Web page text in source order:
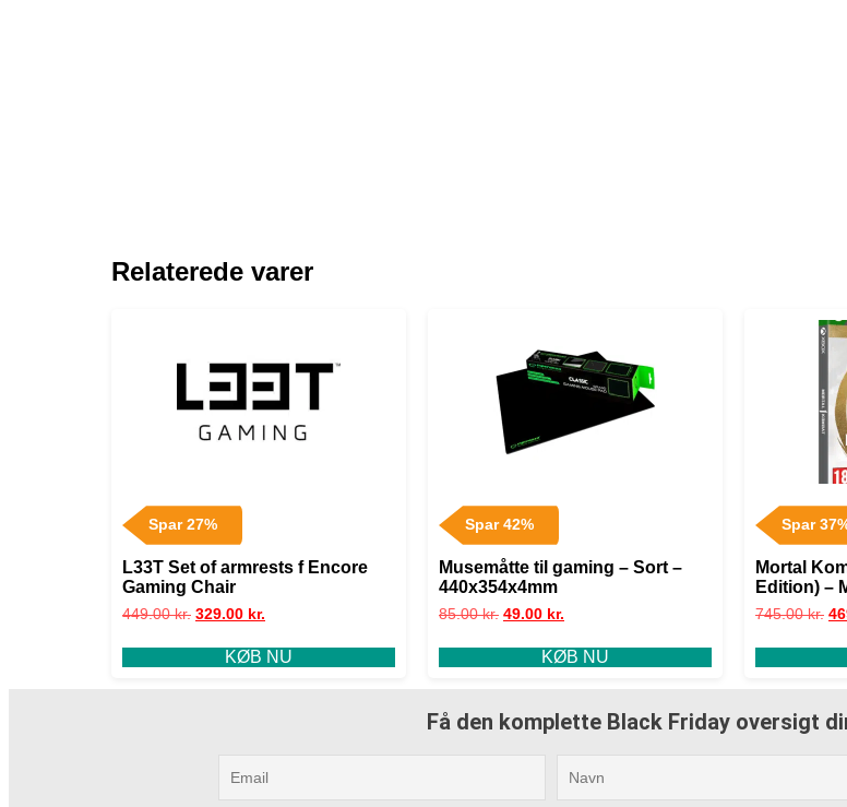
Relaterede varer
Spar 27%
L33T Set of armrests f Encore
Gaming Chair
449.00kr. 329.00 kr.
KØB NU
Spar 42%
Musemåtte til gaming – Sort –
440x354x4mm
85.00kr. 49.00 kr.
KØB NU
Spar
Mortal
Edition) –
X – Action
745.00kr.
Få den komplette Black Friday oversigt